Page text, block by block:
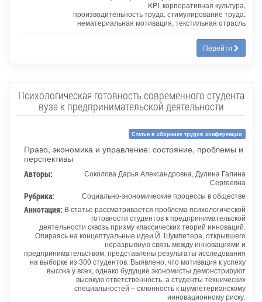
KPI, корпоративная культура,
производительность труда, стимулирование труда,
нематериальная мотивация, текстильная отрасль
Перейти
Психологическая готовность современного студента
вуза к предпринимательской деятельности
Статья в сборнике трудов конференции
Право, экономика и управление: состояние, проблемы и
перспективы
Авторы:
Соколова Дарья Александровна, Дулина Галина
Сергеевна
Рубрика: Социально-экономические процессы в обществе
Аннотация: В статье рассматривается проблема психологической
готовности студентов к предпринимательской
деятельности сквозь призму классических теорий инноваций.
Опираясь на концептуальные идеи Й. Шумпетера, открывшего
неразрывную связь между инновациями и
предпринимательством, представлены результаты исследования
на выборке из 300 студентов. Выявлено, что мотивация к успеху
высока у всех, однако будущие экономисты демонстрируют
высокую ответственность, а студенты технических
специальностей – склонность к шумпетерианскому
инновационному риску.